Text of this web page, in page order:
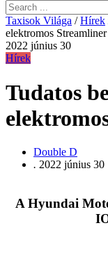
Taxisok Világa /Hírek
elektromos Streamliner
2022 június 30
Hírek
Tudatos
Double D
. 2022 június 30
A Hyundai